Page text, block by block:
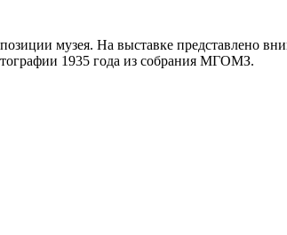
музея. На выставке представлено
1935 года из собрания МГОМЗ.